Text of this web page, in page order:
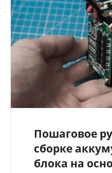
Пошаговое
сборке
блока на